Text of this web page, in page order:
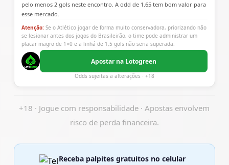
pelo menos 2 gols neste encontro. A odd de 1.65 tem bom valor para
esse mercado.
Atenção:Se o Atlético jogar de forma muito conservadora, priorizando não
se lesionar antes dos jogos do Brasileirão, o time pode administrar um
placar magro de 1×0 e a linhá de 1,5 gols não seria superada.
Apostar na Lotogreen
Odds sujeitas a alterações · +18
+18 · Jogue com responsabilidade · Apostas envolvem
risco de perda financeira.
Receba palpites gratuitos no celular